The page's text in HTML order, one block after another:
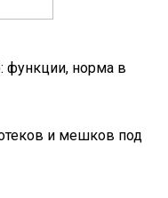
функции, норма в
и мешков под